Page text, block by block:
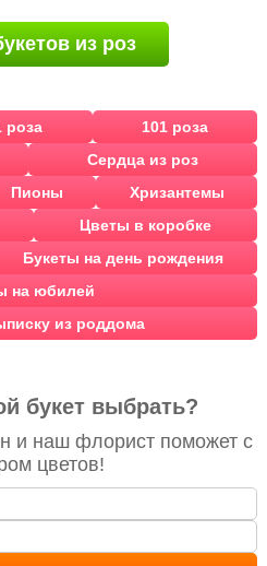
из роз
роза
101 роза
Сердца из роз
Пионы
Хризантемы
Цветы в коробке
Букеты на день рождения
на юбилей
из роддома
букет выбрать?
и наш флорист поможет с
цветов!